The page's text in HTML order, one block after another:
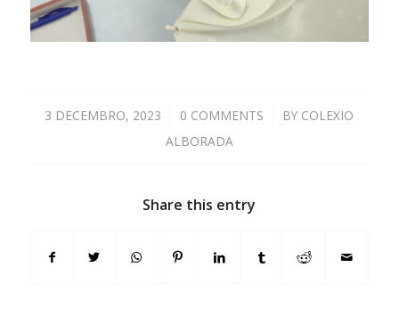
3 DECEMBRO, 2023
/ 0 COMMENTS
/ BY COLEXIO
ALBORADA
Share this entry